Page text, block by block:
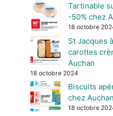
Tartinable
-50% chez
18 octobre
St Jacques
carottes
Auchan
18 octobre 2024
Biscuits
chez Auchan
18 octobre